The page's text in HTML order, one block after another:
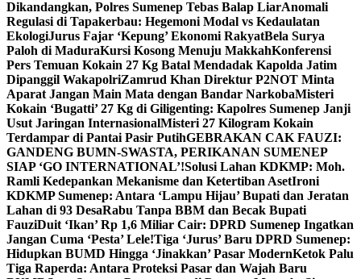
Dikandangkan, Polres Sumenep Tebas Balap LiarAnomali
Regulasi di Tapakerbau: Hegemoni Modal vs Kedaulatan
EkologiJurus Fajar ‘Kepung’ Ekonomi RakyatBela Surya
Paloh di MaduraKursi Kosong Menuju MakkahKonferensi
Pers Temuan Kokain 27 Kg Batal Mendadak Kapolda Jatim
Dipanggil WakapolriZamrud Khan Direktur P2NOT Minta
Aparat Jangan Main Mata dengan Bandar NarkobaMisteri
Kokain ‘Bugatti’ 27 Kg di Giligenting: Kapolres Sumenep Janji
Usut Jaringan InternasionalMisteri 27 Kilogram Kokain
Terdampar di Pantai Pasir PutihGEBRAKAN CAK FAUZI:
GANDENG BUMN-SWASTA, PERIKANAN SUMENEP
SIAP ‘GO INTERNATIONAL’!Solusi Lahan KDKMP: Moh.
Ramli Kedepankan Mekanisme dan Ketertiban AsetIroni
KDKMP Sumenep: Antara ‘Lampu Hijau’ Bupati dan Jeratan
Lahan di 93 DesaRabu Tanpa BBM dan Becak Bupati
FauziDuit ‘Ikan’ Rp 1,6 Miliar Cair: DPRD Sumenep Ingatkan
Jangan Cuma ‘Pesta’ Lele!Tiga ‘Jurus’ Baru DPRD Sumenep:
Hidupkan BUMD Hingga ‘Jinakkan’ Pasar ModernKetok Palu
Tiga Raperda: Antara Proteksi Pasar dan Wajah Baru